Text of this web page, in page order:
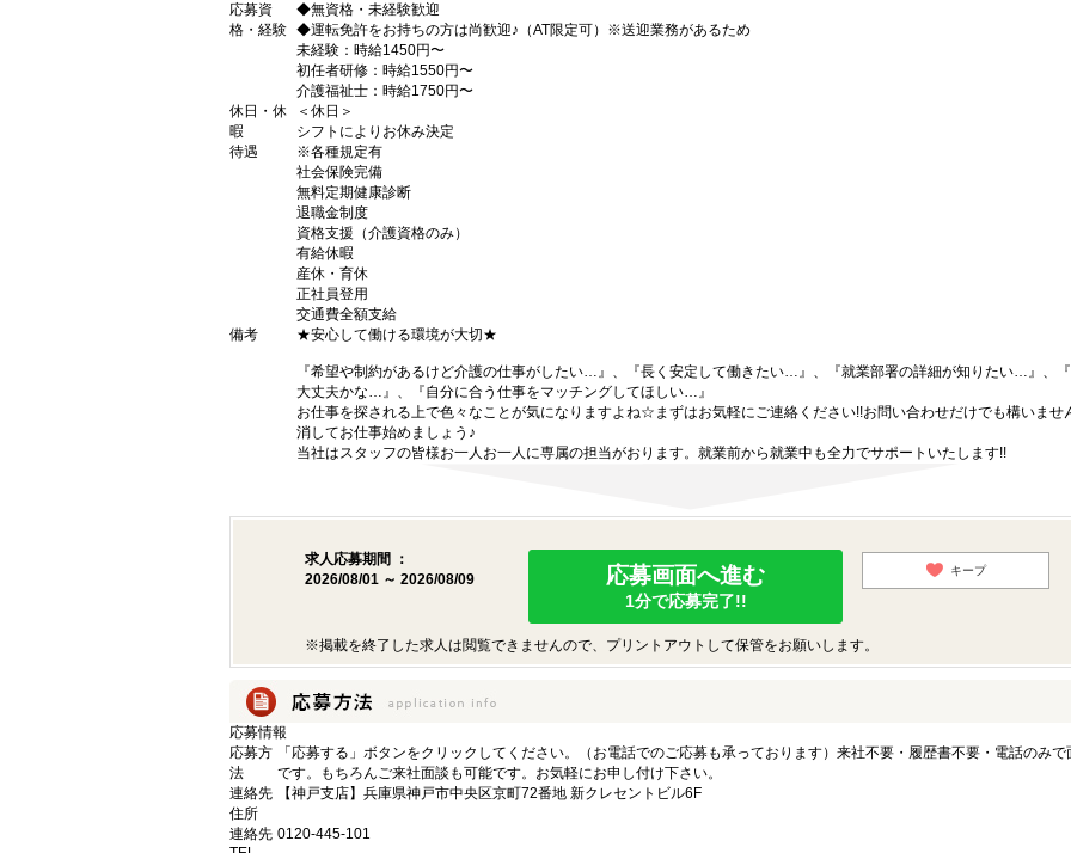
応募資
格・経験
◆無資格・未経験歓迎
◆運転免許をお持ちの方は尚歓迎♪（AT限定可）※送迎業務があるため
未経験：時給1450円〜
初任者研修：時給1550円〜
介護福祉士：時給1750円〜
休日・休
暇
＜休日＞
シフトによりお休み決定
待遇
※各種規定有
社会保険完備
無料定期健康診断
退職金制度
資格支援（介護資格のみ）
有給休暇
産休・育休
正社員登用
交通費全額支給
備考
★安心して働ける環境が大切★
『希望や制約があるけど介護の仕事がしたい…』、『長く安定して働きたい…』、『就業部署の詳細が知りたい…』、
大丈夫かな…』、『自分に合う仕事をマッチングしてほしい…』
お仕事を探される上で色々なことが気になりますよね☆まずはお気軽にご連絡ください!!お問い合わせだけでも構いませ
消してお仕事始めましょう♪
当社はスタッフの皆様お一人お一人に専属の担当がおります。就業前から就業中も全力でサポートいたします!!
求人応募期間 ：
2026/08/01 ～ 2026/08/09
応募画面へ進む
1分で応募完了!!
キープ
※掲載を終了した求人は閲覧できませんので、プリントアウトして保管をお願いします。
応募情報
応募方
法
「応募する」ボタンをクリックしてください。（お電話でのご応募も承っております）来社不要・履歴書不要・電話のみで
です。もちろんご来社面談も可能です。お気軽にお申し付け下さい。
連絡先
住所
【神戸支店】兵庫県神戸市中央区京町72番地 新クレセントビル6F
連絡先 0120-445-101